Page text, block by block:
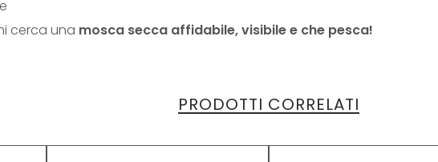
cerca una mosca secca affidabile, visibile e che pesca!
PRODOTTI CORRELATI